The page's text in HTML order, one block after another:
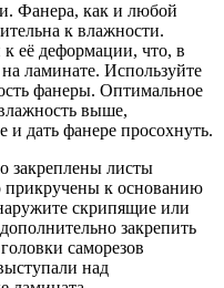
Фанера, как и любой
к влажности.
её деформации, что, в
ламинате. Используйте
фанеры. Оптимальное
выше,
дать фанере просохнуть.
закреплены листы
к основанию
скрипящие или
закрепить
саморезов
над